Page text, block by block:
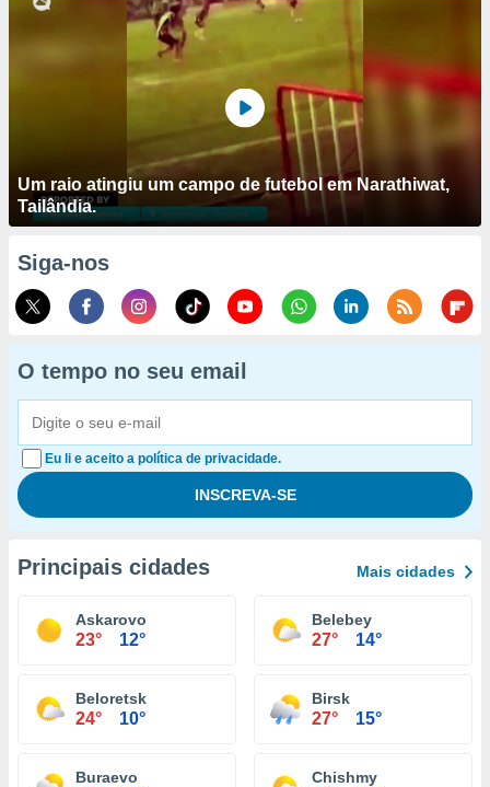
Um raio atingiu um campo de futebol em Narathiwat,
Tailândia.
Siga-nos
O tempo no seu email
Eu li e aceito a política de privacidade.
Principais cidades Mais cidades
Askarovo
23° 12°
Belebey
27° 14°
Beloretsk
24° 10°
Birsk
27° 15°
Buraevo Chishmy